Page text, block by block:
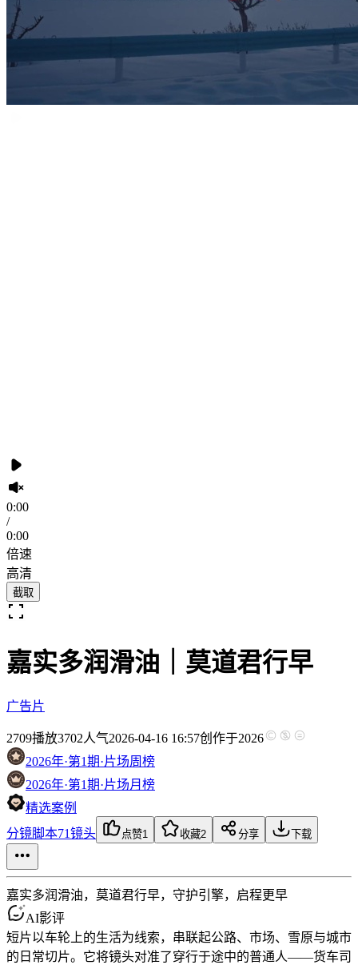
0:00
/
0:00
倍速
高清
截取
嘉实多润滑油｜莫道君行早
广告片
2709播放3702人气2026-04-16 16:57创作于2026
2026年·第1期·片场周榜
2026年·第1期·片场月榜
精选案例
分镜脚本71镜头 点赞1 收藏2 分享 下载
嘉实多润滑油，莫道君行早，守护引擎，启程更早
AI影评
短片以车轮上的生活为线索，串联起公路、市场、雪原与城市
的日常切片。它将镜头对准了穿行于途中的普通人——货车司